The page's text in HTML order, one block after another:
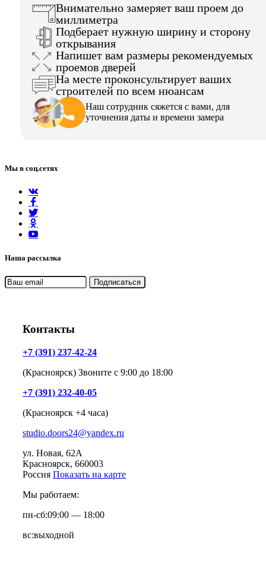
Внимательно замеряет ваш проем до
миллиметра
Подберает нужную ширину и сторону
открывания
Напишет вам размеры рекомендуемых
проемов дверей
На месте проконсультирует ваших
строителей по всем нюансам
Наш сотрудник сяжется с вами, для
уточнения даты и времени замера
Мы в соц.сетях
Наша рассылка
Контакты
+7 (391) 237-42-24
(Красноярск) Звоните с 9:00 до 18:00
+7 (391) 232-40-05
(Красноярск +4 часа)
studio.doors24@yandex.ru
ул. Новая, 62А
Красноярск, 660003
Россия Показать на карте
Мы работаем:
пн-сб:09:00 — 18:00
вс:выходной